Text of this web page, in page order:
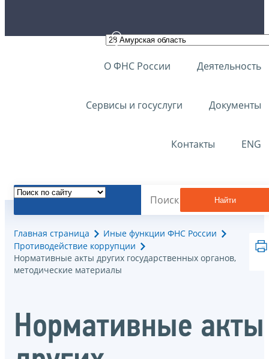
О ФНС России Деятельность
Сервисы и госуслуги Документы
Контакты ENG
Найти
Главная страница
Иные функции ФНС России
Противодействие коррупции
Нормативные акты других государственных органов,
методические материалы
Нормативные акты